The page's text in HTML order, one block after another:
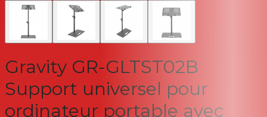
Gravity GR-GLTST02B
Support universel pour
ordinateur portable avec